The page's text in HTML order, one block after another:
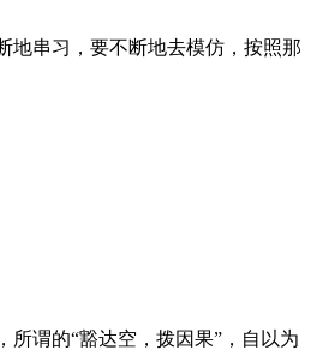
串习，要不断地去模仿，按照那
谓的“豁达空，拨因果”，自以为